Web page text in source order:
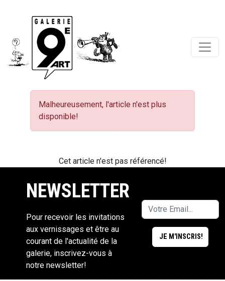
Malheureusement, l'article n'est plus
disponible!
Cet article n'est pas référencé!
NEWSLETTER
Pour recevoir les invitations
aux vernissages et être au
courant de l'actualité de la
galerie, inscrivez-vous à
notre newsletter!